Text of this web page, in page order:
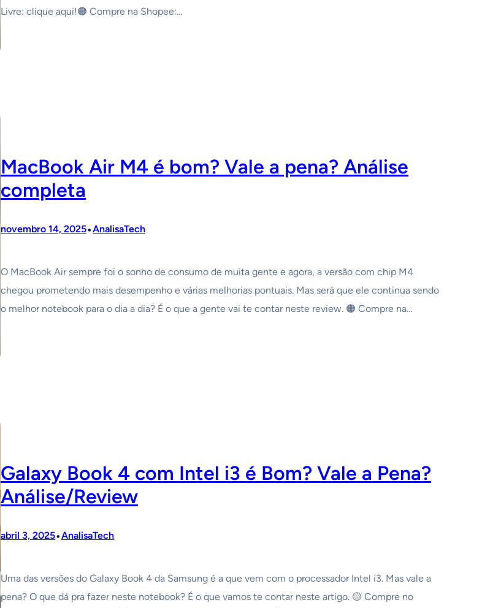
Livre: clique aqui!🟠 Compre na Shopee:…
MacBook Air M4 é bom? Vale a pena? Análise
completa
novembro 14, 2025•AnalisaTech
O MacBook Air sempre foi o sonho de consumo de muita gente e agora, a versão com chip M4
chegou prometendo mais desempenho e várias melhorias pontuais. Mas será que ele continua sendo
o melhor notebook para o dia a dia? É o que a gente vai te contar neste review. 🟠 Compre na…
Galaxy Book 4 com Intel i3 é Bom? Vale a Pena?
Análise/Review
abril 3, 2025•AnalisaTech
Uma das versões do Galaxy Book 4 da Samsung é a que vem com o processador Intel i3. Mas vale a
pena? O que dá pra fazer neste notebook? É o que vamos te contar neste artigo. 🟡 Compre no